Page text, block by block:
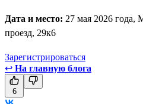
Дата и место: 27 мая 2026 года,
проезд, 29к6
Зарегистрироваться
↩ На главную блога
6